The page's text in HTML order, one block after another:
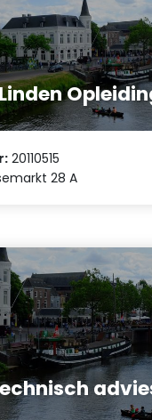
20110515
28 A